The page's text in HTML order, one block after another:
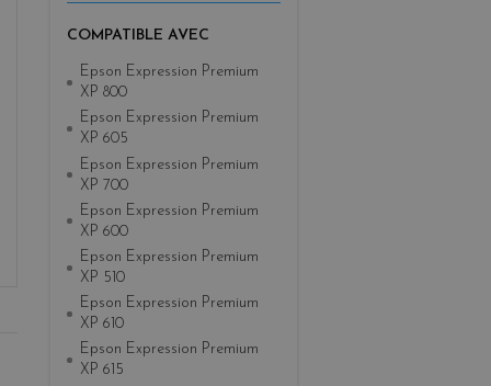
COMPATIBLE AVEC
Epson Expression Premium
XP 800
Epson Expression Premium
XP 605
Epson Expression Premium
XP 700
Epson Expression Premium
XP 600
Epson Expression Premium
XP 510
Epson Expression Premium
XP 610
Epson Expression Premium
XP 615